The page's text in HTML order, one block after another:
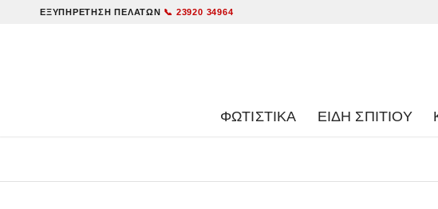
ΕΞΥΠΗΡΈΤΗΣΗ ΠΕΛΑΤΏΝ 📞 23920 34964
ΦΩΤΙΣΤΙΚΑ ΕΊΔΗ ΣΠΙΤΙΟΎ